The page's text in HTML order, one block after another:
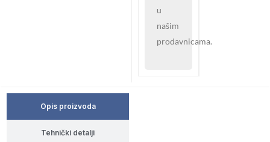
u
našim
prodavnicama.
Opis proizvoda
Tehnički detalji